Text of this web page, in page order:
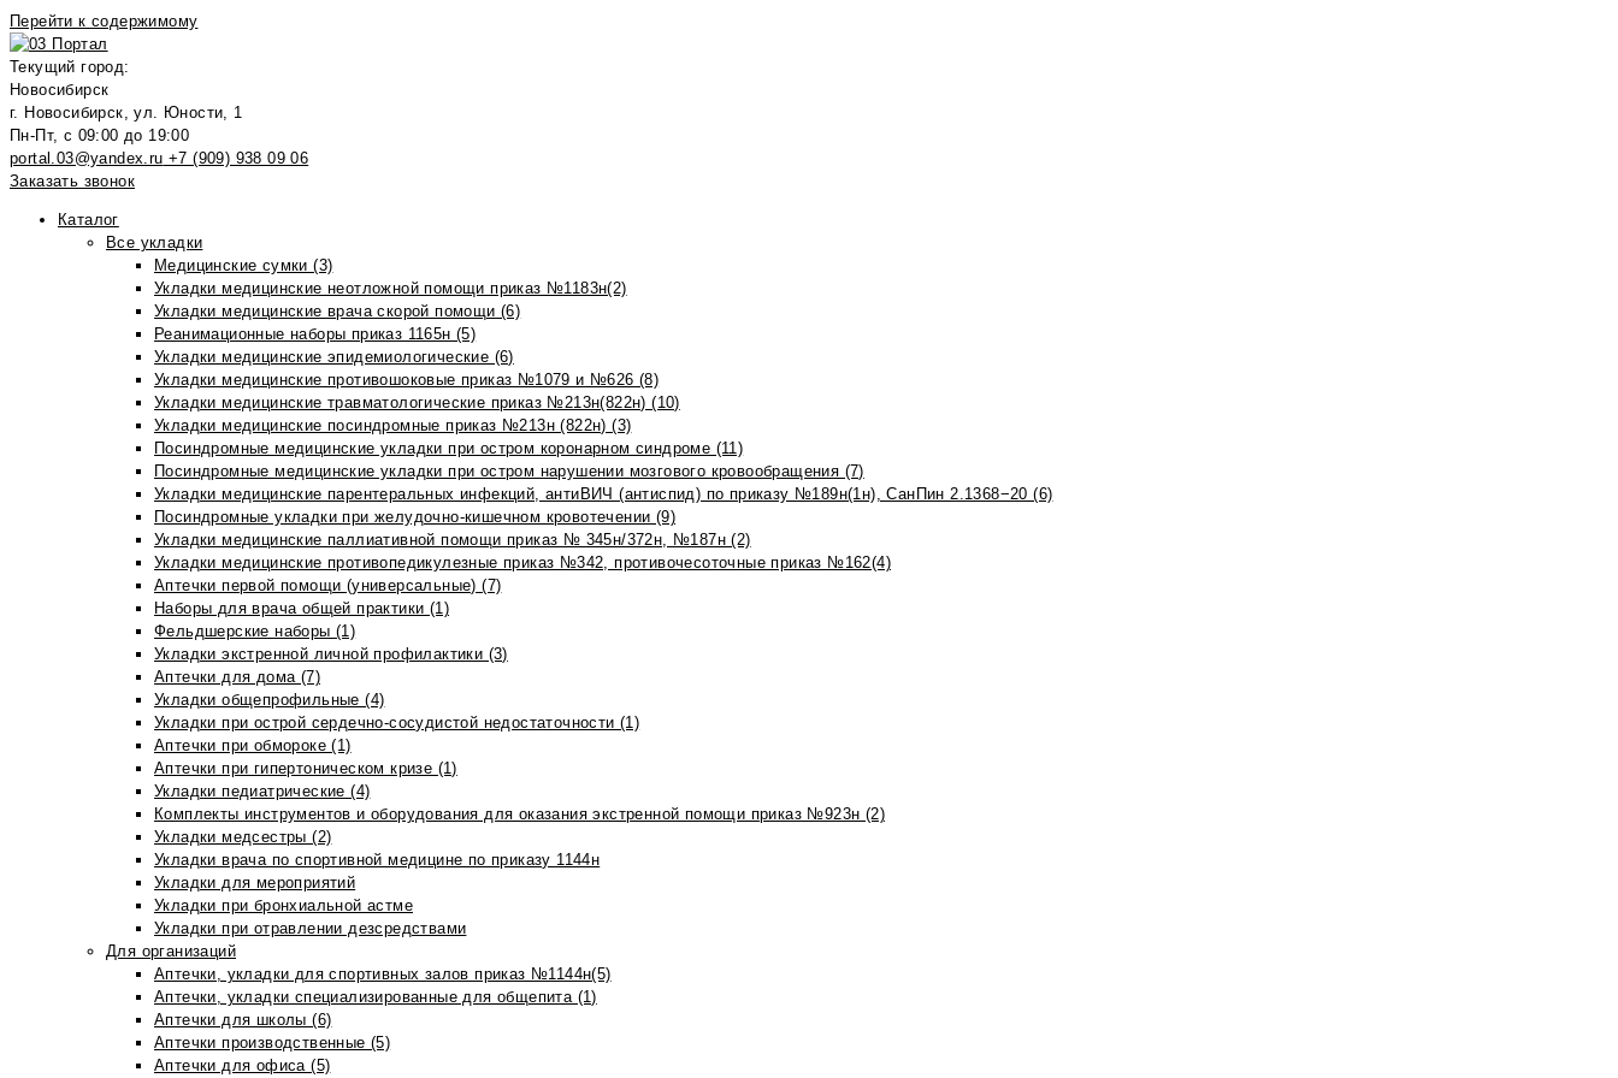
Перейти к содержимому
Текущий город:
Новосибирск
г. Новосибирск, ул. Юности, 1
Пн-Пт, с 09:00 до 19:00
portal.03@yandex.ru +7 (909) 938 09 06
Заказать звонок
Каталог
Все укладки
Медицинские сумки (3)
Укладки медицинские неотложной помощи приказ №1183н(2)
Укладки медицинские врача скорой помощи (6)
Реанимационные наборы приказ 1165н (5)
Укладки медицинские эпидемиологические (6)
Укладки медицинские противошоковые приказ №1079 и №626 (8)
Укладки медицинские травматологические приказ №213н(822н) (10)
Укладки медицинские посиндромные приказ №213н (822н) (3)
Посиндромные медицинские укладки при остром коронарном синдроме (11)
Посиндромные медицинские укладки при остром нарушении мозгового кровообращения (7)
Укладки медицинские парентеральных инфекций, антиВИЧ (антиспид) по приказу №189н(1н), СанПин 2.1368−20 (6)
Посиндромные укладки при желудочно-кишечном кровотечении (9)
Укладки медицинские паллиативной помощи приказ № 345н/372н, №187н (2)
Укладки медицинские противопедикулезные приказ №342, противочесоточные приказ №162(4)
Аптечки первой помощи (универсальные) (7)
Наборы для врача общей практики (1)
Фельдшерские наборы (1)
Укладки экстренной личной профилактики (3)
Аптечки для дома (7)
Укладки общепрофильные (4)
Укладки при острой сердечно-сосудистой недостаточности (1)
Аптечки при обмороке (1)
Аптечки при гипертоническом кризе (1)
Укладки педиатрические (4)
Комплекты инструментов и оборудования для оказания экстренной помощи приказ №923н (2)
Укладки медсестры (2)
Укладки врача по спортивной медицине по приказу 1144н
Укладки для мероприятий
Укладки при бронхиальной астме
Укладки при отравлении дезсредствами
Для организаций
Аптечки, укладки для спортивных залов приказ №1144н(5)
Аптечки, укладки специализированные для общепита (1)
Аптечки для школы (6)
Аптечки производственные (5)
Аптечки для офиса (5)